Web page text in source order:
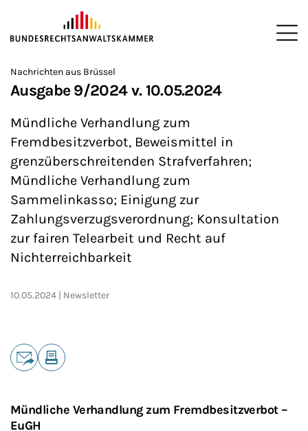
ZUM HAUPTINHALT SPRINGEN
Sie befinden sich hier:
>
Startseite
>
Newsroom
Nachrichten aus Brüssel
Ausgabe 9/2024 v. 10.05.2024
Mündliche Verhandlung zum
Fremdbesitzverbot, Beweismittel in
grenzüberschreitenden Strafverfahren;
Mündliche Verhandlung zum
Sammelinkasso; Einigung zur
Zahlungsverzugsverordnung; Konsultation
zur fairen Telearbeit und Recht auf
Nichterreichbarkeit
10.05.2024 Newsletter
Teilen
Mündliche Verhandlung zum Fremdbesitzverbot –
EuGH